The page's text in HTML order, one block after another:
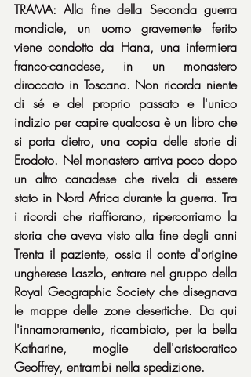
TRAMA: Alla fine della Seconda guerra
mondiale, un uomo gravemente ferito
viene condotto da Hana, una infermiera
franco-canadese, in un monastero
diroccato in Toscana. Non ricorda niente
di sé e del proprio passato e l'unico
indizio per capire qualcosa è un libro che
si porta dietro, una copia delle storie di
Erodoto. Nel monastero arriva poco dopo
un altro canadese che rivela di essere
stato in Nord Africa durante la guerra. Tra
i ricordi che riaffiorano, ripercorriamo la
storia che aveva visto alla fine degli anni
Trenta il paziente, ossia il conte d'origine
ungherese Laszlo, entrare nel gruppo della
Royal Geographic Society che disegnava
le mappe delle zone desertiche. Da qui
l'innamoramento, ricambiato, per la bella
Katharine, moglie dell'aristocratico
Geoffrey, entrambi nella spedizione.